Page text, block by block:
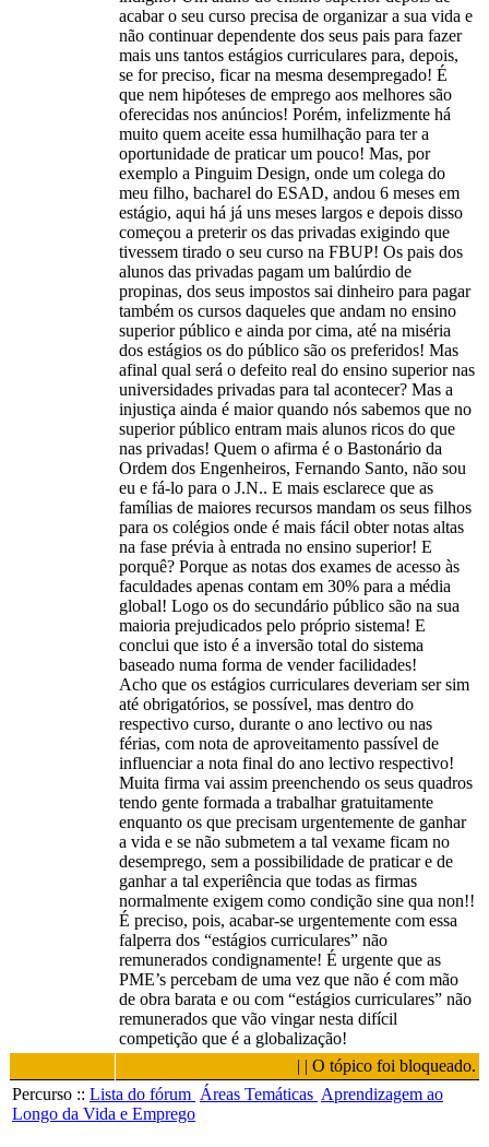
acabar o seu curso precisa de organizar a sua vida e
não continuar dependente dos seus pais para fazer
mais uns tantos estágios curriculares para, depois,
se for preciso, ficar na mesma desempregado! É
que nem hipóteses de emprego aos melhores são
oferecidas nos anúncios! Porém, infelizmente há
muito quem aceite essa humilhação para ter a
oportunidade de praticar um pouco! Mas, por
exemplo a Pinguim Design, onde um colega do
meu filho, bacharel do ESAD, andou 6 meses em
estágio, aqui há já uns meses largos e depois disso
começou a preterir os das privadas exigindo que
tivessem tirado o seu curso na FBUP! Os pais dos
alunos das privadas pagam um balúrdio de
propinas, dos seus impostos sai dinheiro para pagar
também os cursos daqueles que andam no ensino
superior público e ainda por cima, até na miséria
dos estágios os do público são os preferidos! Mas
afinal qual será o defeito real do ensino superior nas
universidades privadas para tal acontecer? Mas a
injustiça ainda é maior quando nós sabemos que no
superior público entram mais alunos ricos do que
nas privadas! Quem o afirma é o Bastonário da
Ordem dos Engenheiros, Fernando Santo, não sou
eu e fá-lo para o J.N.. E mais esclarece que as
famílias de maiores recursos mandam os seus filhos
para os colégios onde é mais fácil obter notas altas
na fase prévia à entrada no ensino superior! E
porquê? Porque as notas dos exames de acesso às
faculdades apenas contam em 30% para a média
global! Logo os do secundário público são na sua
maioria prejudicados pelo próprio sistema! E
conclui que isto é a inversão total do sistema
baseado numa forma de vender facilidades!
Acho que os estágios curriculares deveriam ser sim
até obrigatórios, se possível, mas dentro do
respectivo curso, durante o ano lectivo ou nas
férias, com nota de aproveitamento passível de
influenciar a nota final do ano lectivo respectivo!
Muita firma vai assim preenchendo os seus quadros
tendo gente formada a trabalhar gratuitamente
enquanto os que precisam urgentemente de ganhar
a vida e se não submetem a tal vexame ficam no
desemprego, sem a possibilidade de praticar e de
ganhar a tal experiência que todas as firmas
normalmente exigem como condição sine qua non!!
É preciso, pois, acabar-se urgentemente com essa
falperra dos “estágios curriculares” não
remunerados condignamente! É urgente que as
PME’s percebam de uma vez que não é com mão
de obra barata e ou com “estágios curriculares” não
remunerados que vão vingar nesta difícil
competição que é a globalização!
| | O tópico foi bloqueado.
Percurso :: Lista do fórum Áreas Temáticas Aprendizagem ao
Longo da Vida e Emprego